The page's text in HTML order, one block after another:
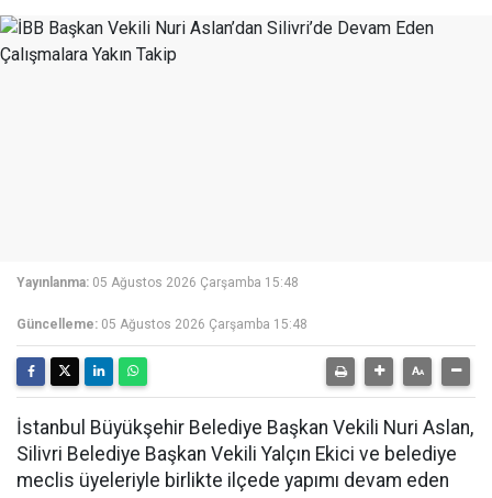
Yayınlanma: 05 Ağustos 2026 Çarşamba 15:48
Güncelleme: 05 Ağustos 2026 Çarşamba 15:48
İstanbul Büyükşehir Belediye Başkan Vekili Nuri Aslan,
Silivri Belediye Başkan Vekili Yalçın Ekici ve belediye
meclis üyeleriyle birlikte ilçede yapımı devam eden